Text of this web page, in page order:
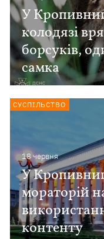
У
колодязі
борсуків,
самка
18 червня
У
мораторій
контенту
СУСПІЛЬСТВО